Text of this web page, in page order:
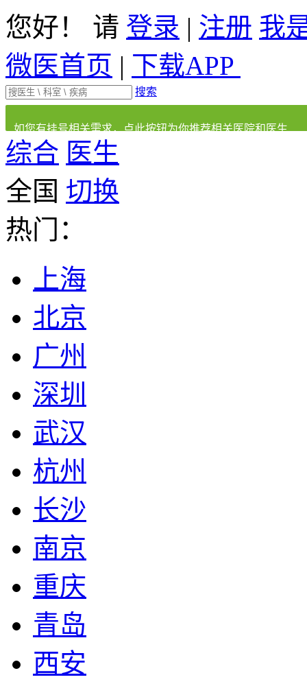
您好！ 请 登录 | 注册 我
微医首页 | 下载APP
搜索
如您有挂号相关需求，点此按钮为你推荐相关医院和医生
综合 医生
全国 切换
热门：
上海
北京
广州
深圳
武汉
杭州
长沙
南京
重庆
青岛
西安